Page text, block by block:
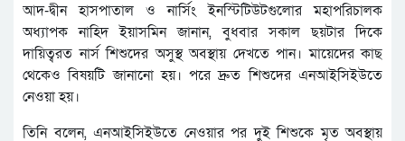
আদ-দ্বীন হাসপাতাল ও নার্সিং ইনস্টিটিউটগুলোর মহাপরিচালক
অধ্যাপক নাহিদ ইয়াসমিন জানান, বুধবার সকাল ছয়টার দিকে
দায়িত্বরত নার্স শিশুদের অসুস্থ অবস্থায় দেখতে পান। মায়েদের কাছ
থেকেও বিষয়টি জানানো হয়। পরে দ্রুত শিশুদের এনআইসিইউতে
নেওয়া হয়।
তিনি বলেন, এনআইসিইউতে নেওয়ার পর দুই শিশুকে মৃত অবস্থায়